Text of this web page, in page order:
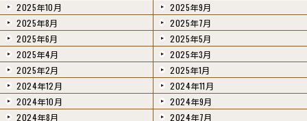
2025年10月
2025年9月
2025年8月
2025年7月
2025年6月
2025年5月
2025年4月
2025年3月
2025年2月
2025年1月
2024年12月
2024年11月
2024年10月
2024年9月
2024年8月
2024年7月